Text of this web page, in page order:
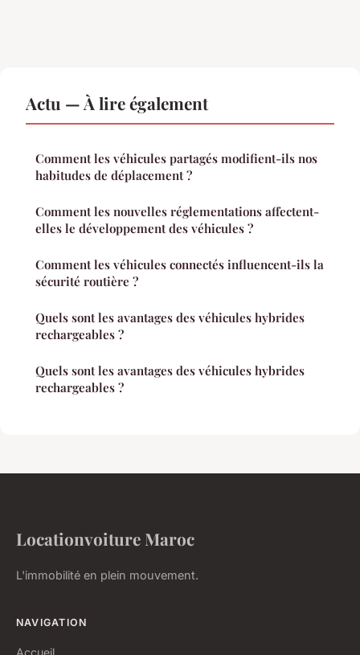
Actu — À lire également
Comment les véhicules partagés modifient-ils nos
habitudes de déplacement ?
Comment les nouvelles réglementations affectent-
elles le développement des véhicules ?
Comment les véhicules connectés influencent-ils la
sécurité routière ?
Quels sont les avantages des véhicules hybrides
rechargeables ?
Quels sont les avantages des véhicules hybrides
rechargeables ?
Locationvoiture Maroc
L'immobilité en plein mouvement.
NAVIGATION